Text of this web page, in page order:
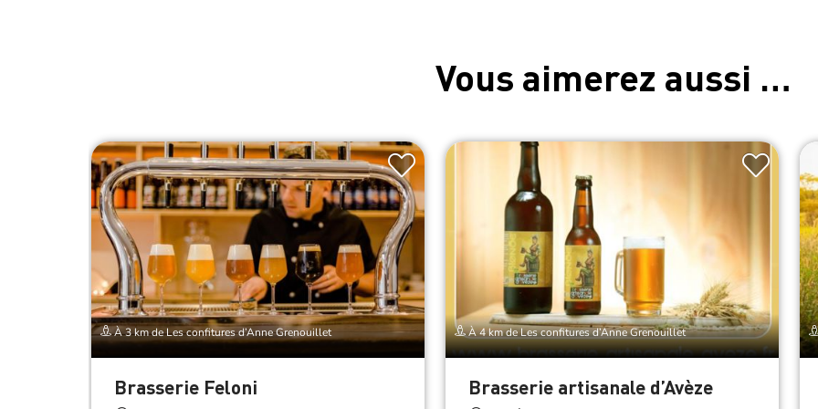
Vous aimerez aussi …
À 3 km de Les confitures d’Anne Grenouillet
Brasserie Feloni
À 4 km de Les confitures d’Anne Grenouillet
Brasserie artisanale d’Avèze